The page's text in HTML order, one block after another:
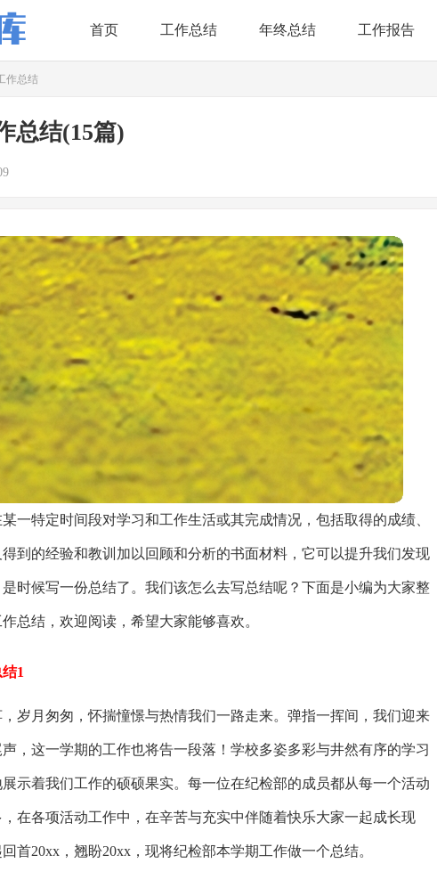
首页 工作总结 年终总结 工作报告
作总结
总结(15篇)
一特定时间段对学习和工作生活或其完成情况，包括取得的成绩、
到的经验和教训加以回顾和分析的书面材料，它可以提升我们发现
时候写一份总结了。我们该怎么去写总结呢？下面是小编为大家整
总结，欢迎阅读，希望大家能够喜欢。
1
岁月匆匆，怀揣憧憬与热情我们一路走来。弹指一挥间，我们迎来
，这一学期的工作也将告一段落！学校多姿多彩与井然有序的学习
示着我们工作的硕硕果实。每一位在纪检部的成员都从每一个活动
在各项活动工作中，在辛苦与充实中伴随着快乐大家一起成长现
首20xx，翘盼20xx，现将纪检部本学期工作做一个总结。